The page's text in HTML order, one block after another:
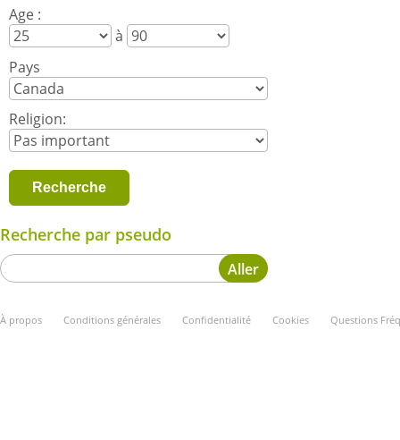
Age :
à
Pays
Religion:
Recherche par pseudo
À propos Conditions générales Confidentialité Cookies Questions